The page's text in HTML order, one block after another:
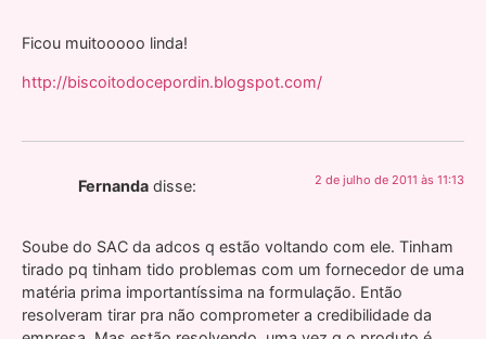
Ficou muitooooo linda!
http://biscoitodocepordin.blogspot.com/
Fernanda disse: 2 de julho de 2011 às 11:13
Soube do SAC da adcos q estão voltando com ele. Tinham
tirado pq tinham tido problemas com um fornecedor de uma
matéria prima importantíssima na formulação. Então
resolveram tirar pra não comprometer a credibilidade da